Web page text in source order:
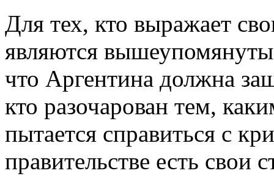
Для тех, кто выражает
являются
что Аргентина должна
кто разочарован тем,
пытается справиться с
правительстве есть свои